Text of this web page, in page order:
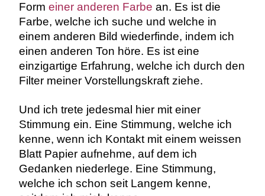
Form einer anderen Farbe an. Es ist die
Farbe, welche ich suche und welche in
einem anderen Bild wiederfinde, indem ich
einen anderen Ton höre. Es ist eine
einzigartige Erfahrung, welche ich durch den
Filter meiner Vorstellungskraft ziehe.
Und ich trete jedesmal hier mit einer
Stimmung ein. Eine Stimmung, welche ich
kenne, wenn ich Kontakt mit einem weissen
Blatt Papier aufnehme, auf dem ich
Gedanken niederlege. Eine Stimmung,
welche ich schon seit Langem kenne,